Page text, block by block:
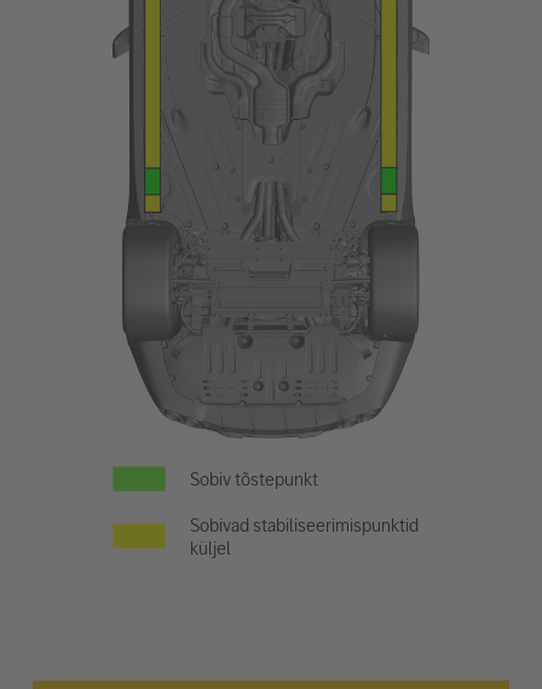
Sobiv tõstepunkt
Sobivad stabiliseerimispunktid
küljel